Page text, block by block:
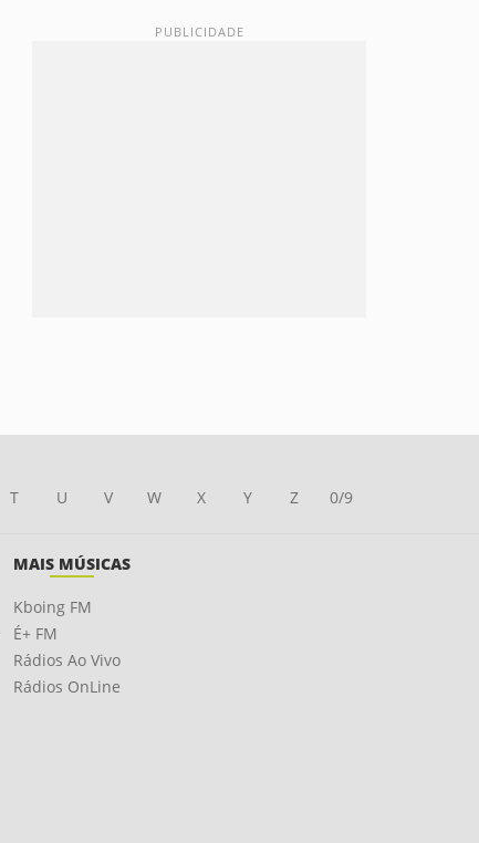
T U V W X Y Z 0/9
MAIS MÚSICAS
Kboing FM
É+ FM
Rádios Ao Vivo
Rádios OnLine